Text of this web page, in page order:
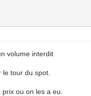
volume interdit
tour du spot.
ou on les a eu.